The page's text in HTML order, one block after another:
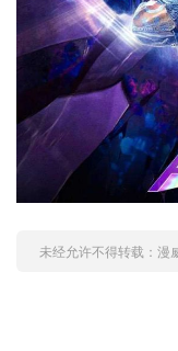
未经允许不得转载： 漫